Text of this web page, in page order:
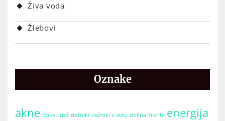
Živa voda
Žlebovi
Oznake
akne Bovec dež dežniki dežniki v avtu dolina Trente energija